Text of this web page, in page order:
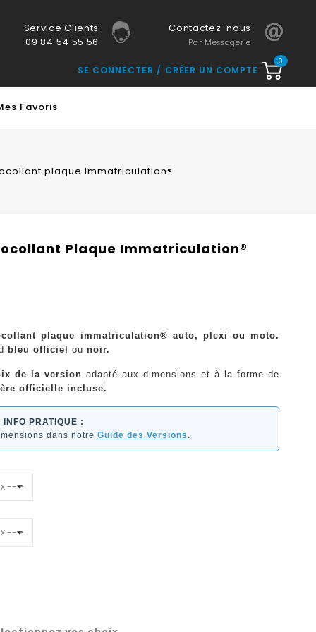
Service Clients
09 84 54 55 56
Contactez-nous
Par Messagerie
0
SE CONNECTER CRÉER UN COMPTE
Favoris
plaque immatriculation®
Plaque Immatriculation®
plaque immatriculation® auto, plexi ou moto.
bleu officiel ou noir.
de la version adapté aux dimensions et à la forme de
officielle incluse.
INFO PRATIQUE :
dans notre Guide des Versions